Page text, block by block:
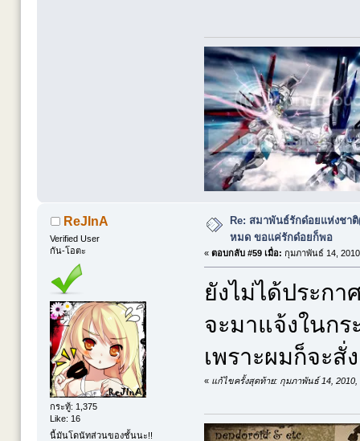
ReJInA
Verified User
กัน-โอตะ
กระทู้: 1,375
Like: 16
นี้มันโดนัทส่วนของชั้นนะ!!
Re: สมาพันธ์รักด๋อยแห่งชา
หมด ขอแค่รักด๋อยก็พอ
« ตอบกลับ #59 เมื่อ: กุมภาพันธ์ 14,
ยังไม่ได้ประก
จะมาแจ้งในก
เพราะผมก็จะ
« แก้ไขครั้งสุดท้าย: กุมภาพันธ์ 14, 2010,